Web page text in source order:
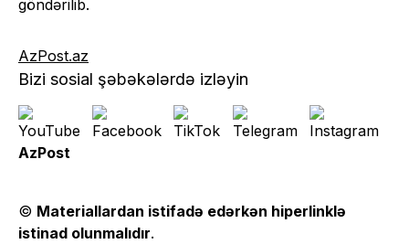
göndərilib.
AzPost.az
Bizi sosial şəbəkələrdə izləyin
AzPost
© Materiallardan istifadə edərkən hiperlinklə
istinad olunmalıdır.